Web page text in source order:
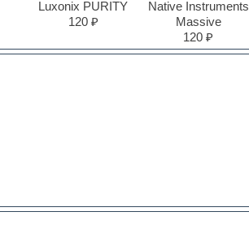
Luxonix PURITY
120 ₽
Native Instruments
Massive
120 ₽